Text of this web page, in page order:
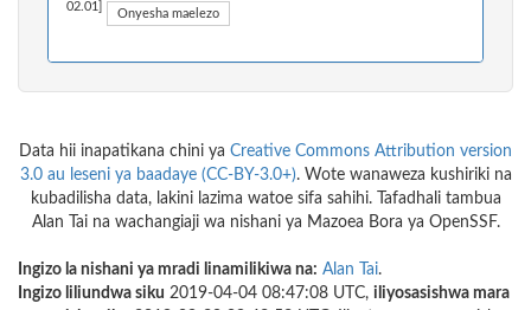
02.01] Onyesha maelezo
Data hii inapatikana chini ya Creative Commons Attribution version
3.0 au leseni ya baadaye (CC-BY-3.0+). Wote wanaweza kushiriki na
kubadilisha data, lakini lazima watoe sifa sahihi. Tafadhali tambua
Alan Tai na wachangiaji wa nishani ya Mazoea Bora ya OpenSSF.
Ingizo la nishani ya mradi linamilikiwa na: Alan Tai.
Ingizo liliundwa siku 2019-04-04 08:47:08 UTC, iliyosasishwa mara